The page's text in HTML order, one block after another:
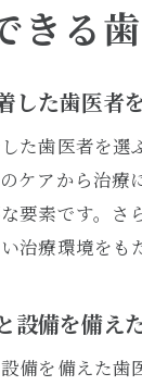
きる
した歯医者
た歯医者を選
ケアから治療
要素です。
治療環境をも
設備を備え
備を備えた歯